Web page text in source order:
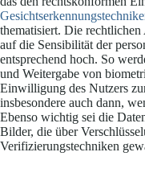
thematisiert. Die
auf die Sensibilität der
entsprechend hoch. So
und Weitergabe von
Einwilligung des Nutzers
insbesondere auch dann,
Ebenso wichtig sei die
Bilder, die über
Verifizierungstechniken